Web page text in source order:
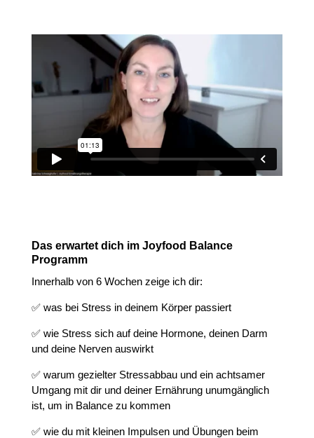
Das erwartet dich im Joyfood Balance
Programm
Innerhalb von 6 Wochen zeige ich dir:
✅ was bei Stress in deinem Körper passiert
✅ wie Stress sich auf deine Hormone, deinen Darm
und deine Nerven auswirkt
✅ warum gezielter Stressabbau und ein achtsamer
Umgang mit dir und deiner Ernährung unumgänglich
ist, um in Balance zu kommen
✅ wie du mit kleinen Impulsen und Übungen beim